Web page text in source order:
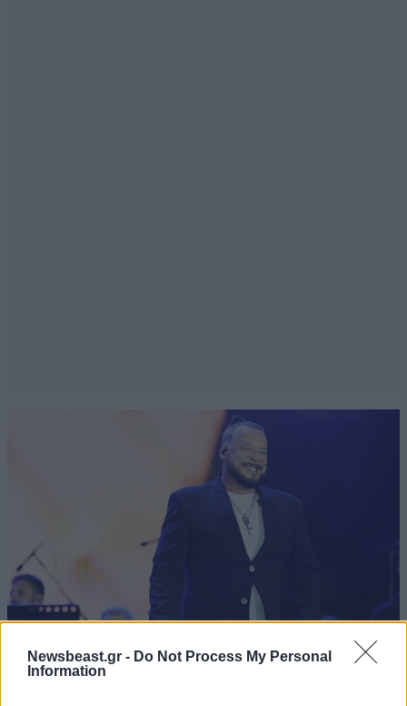
Newsbeast.gr - Do Not Process My Personal
Information
LIFESTYLE1 ω. πριν